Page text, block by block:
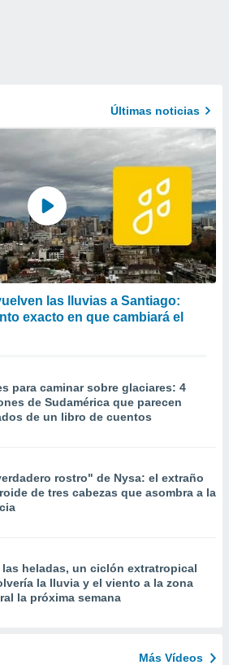
Últimas noticias
las lluvias a Santiago:
exacto en que cambiará el
para caminar sobre glaciares: 4
de Sudamérica que parecen
de un libro de cuentos
rostro" de Nysa: el extraño
de tres cabezas que asombra a la
las heladas, un ciclón extratropical
la lluvia y el viento a la zona
la próxima semana
Más Vídeos